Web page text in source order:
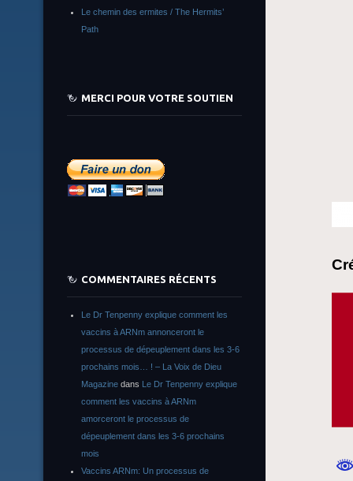
Le chemin des ermites / The Hermits’
Path
MERCI POUR VOTRE SOUTIEN
COMMENTAIRES RÉCENTS
Le Dr Tenpenny explique comment les
vaccins à ARNm annonceront le
processus de dépeuplement dans les 3-6
prochains mois… ! – La Voix de Dieu
Magazine dans Le Dr Tenpenny explique
comment les vaccins à ARNm
amorceront le processus de
dépeuplement dans les 3-6 prochains
mois
Vaccins ARNm: Un processus de